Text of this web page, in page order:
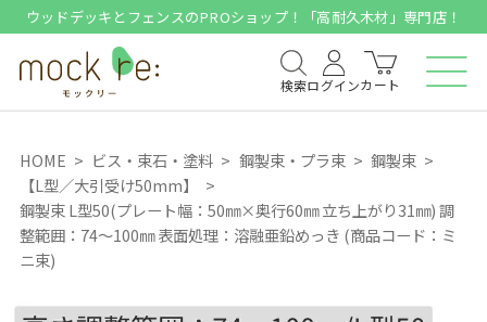
ウッドデッキとフェンスのPROショップ！「高耐久木材」専門店！
検索ログインカート
HOME ビス・束石・塗料 鋼製束・プラ束
鋼製束
【L型／大引受け50mm】
鋼製束 L型50(プレート幅：50㎜×奥行60㎜ 立ち上がり31㎜) 調
整範囲：74～100㎜ 表面処理：溶融亜鉛めっき (商品コード：ミ
ニ束)